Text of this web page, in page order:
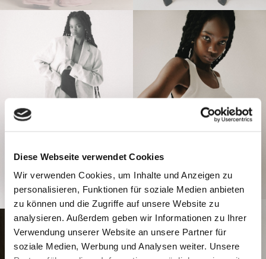
Diese Webseite verwendet Cookies
Wir verwenden Cookies, um Inhalte und Anzeigen zu
personalisieren, Funktionen für soziale Medien anbieten
zu können und die Zugriffe auf unsere Website zu
analysieren. Außerdem geben wir Informationen zu Ihrer
Verwendung unserer Website an unsere Partner für
soziale Medien, Werbung und Analysen weiter. Unsere